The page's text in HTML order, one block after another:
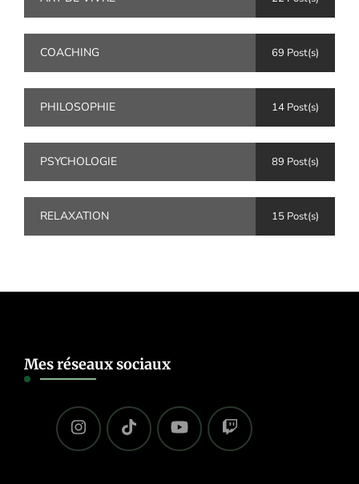
COACHING 69 Post(s)
PHILOSOPHIE 14 Post(s)
PSYCHOLOGIE 89 Post(s)
RELAXATION 15 Post(s)
Mes réseaux sociaux